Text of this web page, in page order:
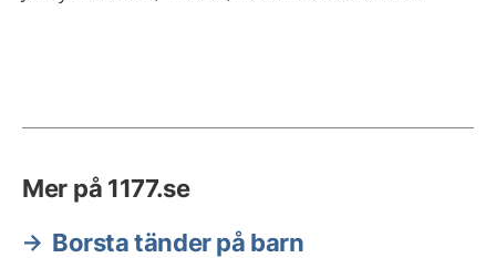
Mer på 1177.se
Borsta tänder på barn